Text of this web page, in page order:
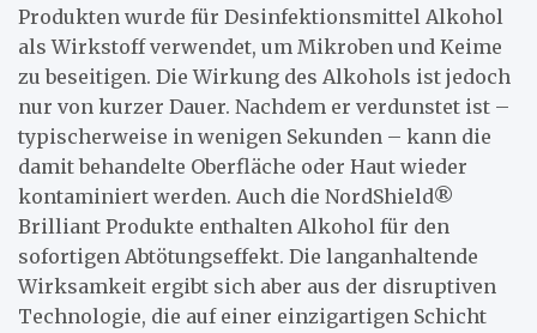
Produkten wurde für Desinfektionsmittel Alkohol
als Wirkstoff verwendet, um Mikroben und Keime
zu beseitigen. Die Wirkung des Alkohols ist jedoch
nur von kurzer Dauer. Nachdem er verdunstet ist –
typischerweise in wenigen Sekunden – kann die
damit behandelte Oberfläche oder Haut wieder
kontaminiert werden. Auch die NordShield®
Brilliant Produkte enthalten Alkohol für den
sofortigen Abtötungseffekt. Die langanhaltende
Wirksamkeit ergibt sich aber aus der disruptiven
Technologie, die auf einer einzigartigen Schicht